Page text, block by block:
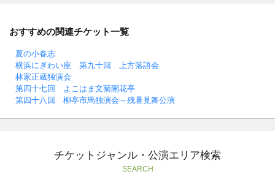
おすすめの関連チケット一覧
夏の小春志
横浜にぎわい座 第九十回 上方落語会
林家正蔵独演会
第四十七回 よこはま文菊開花亭
第四十八回 柳亭市馬独演会～残暑見舞公演
チケットジャンル・公演エリア検索
SEARCH